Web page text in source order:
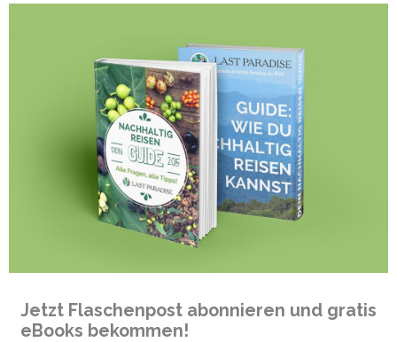
Jetzt Flaschenpost abonnieren und gratis
eBooks bekommen!